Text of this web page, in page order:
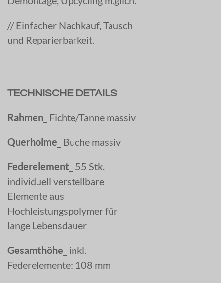
// Einfacher Nachkauf, Tausch
und Reparierbarkeit.
TECHNISCHE DETAILS
Rahmen_ Fichte/Tanne massiv
Querholme_ Buche massiv
Federelement_ 55 Stk.
individuell verstellbare
Elemente aus
Hochleistungspolymer für
lange Lebensdauer
Gesamthöhe_ inkl.
Federelemente: 108 mm